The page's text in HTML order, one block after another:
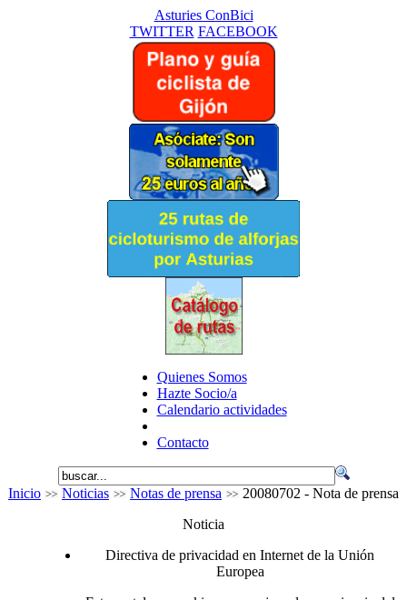
Asturies ConBici
TWITTER FACEBOOK
Quienes Somos
Hazte Socio/a
Calendario actividades
Contacto
Inicio Noticias Notas de prensa
20080702 - Nota de prensa
Noticia
Directiva de privacidad en Internet de la Unión
Europea